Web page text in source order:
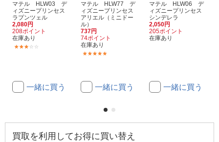
マテル HLW03 デ
ィズニープリンセス
ラプンツェル
2,080円
208ポイント
在庫あり
一緒に買う
マテル HLW77 デ
ィズニープリンセス
アリエル（ミニドー
ル）
737円
74ポイント
在庫あり
一緒に買う
マテル HLW06 デ
ィズニープリンセス
シンデレラ
2,050円
205ポイント
在庫あり
一緒に買う
買取を利用してお得に買い替え